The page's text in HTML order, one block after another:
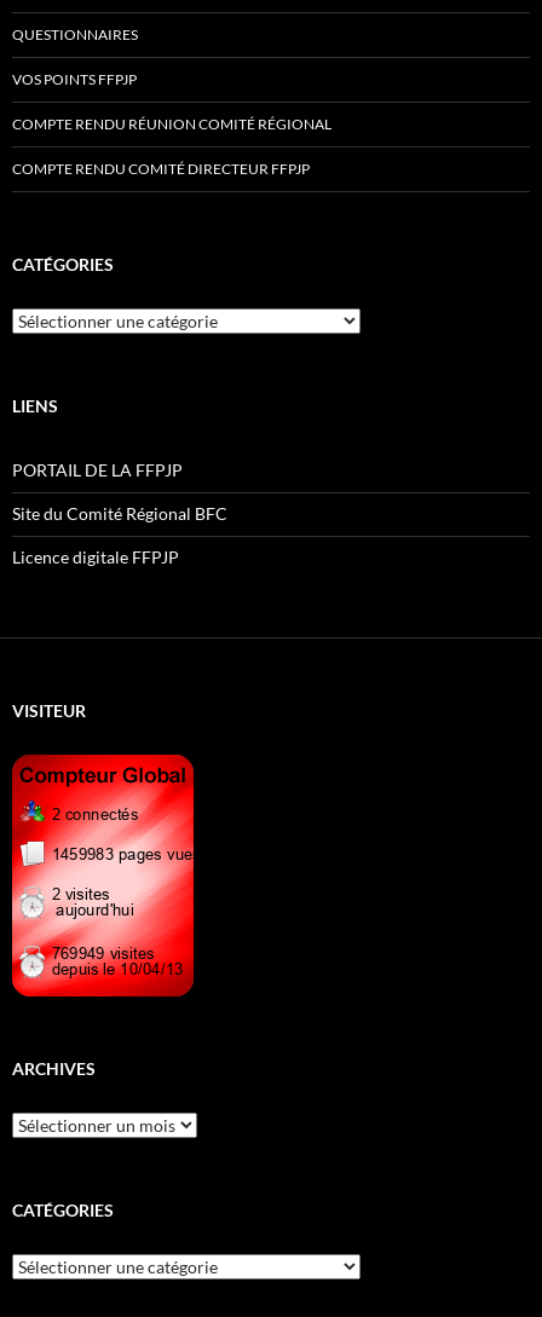
QUESTIONNAIRES
VOS POINTS FFPJP
COMPTE RENDU RÉUNION COMITÉ RÉGIONAL
COMPTE RENDU COMITÉ DIRECTEUR FFPJP
CATÉGORIES
Catégories
LIENS
PORTAIL DE LA FFPJP
Site du Comité Régional BFC
Licence digitale FFPJP
VISITEUR
ARCHIVES
Archives
CATÉGORIES
Catégories